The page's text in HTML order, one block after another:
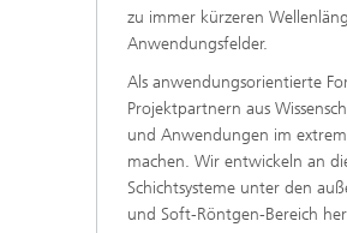
zu immer kürzeren
Anwendungsfelder.
Als anwendungsorientierte
Projektpartnern aus
und Anwendungen im
machen. Wir entwickeln an
Schichtsysteme unter den
und Soft-Röntgen-Bereich